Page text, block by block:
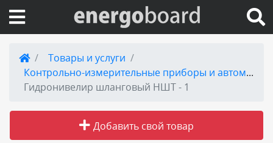
Вход на сайт
Поиск по сайту
Публикации
Товары и услуги
Контрольно-измерительные приборы и автоматика - КИПиА
Гидронивелир шланговый НШТ - 1
Добавить свой товар